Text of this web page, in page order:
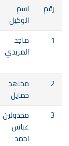
رقم
اسم
الوكيل
1
ماجد
المريدي
2
مجاهد
حمايل
3
مجدولين
عباس
احمد